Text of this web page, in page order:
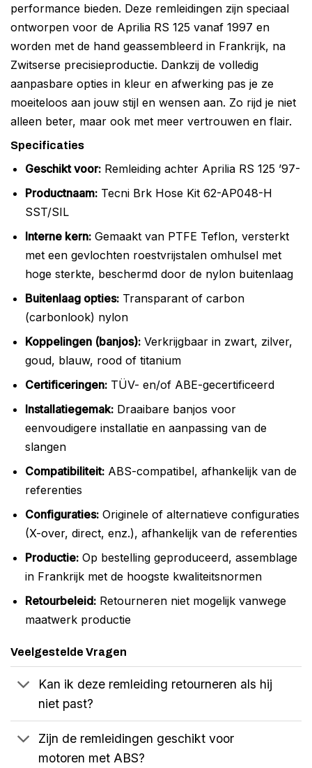
performance bieden. Deze remleidingen zijn speciaal
ontworpen voor de Aprilia RS 125 vanaf 1997 en
worden met de hand geassembleerd in Frankrijk, na
Zwitserse precisieproductie. Dankzij de volledig
aanpasbare opties in kleur en afwerking pas je ze
moeiteloos aan jouw stijl en wensen aan. Zo rijd je niet
alleen beter, maar ook met meer vertrouwen en flair.
Specificaties
Geschikt voor:Remleiding achter Aprilia RS 125 ’97-
Productnaam:Tecni Brk Hose Kit 62-AP048-H
SST/SIL
Interne kern:Gemaakt van PTFE Teflon, versterkt
met een gevlochten roestvrijstalen omhulsel met
hoge sterkte, beschermd door de nylon buitenlaag
Buitenlaag opties:Transparant of carbon
(carbonlook) nylon
Koppelingen (banjos):Verkrijgbaar in zwart, zilver,
goud, blauw, rood of titanium
Certificeringen:TÜV- en/of ABE-gecertificeerd
Installatiegemak:Draaibare banjos voor
eenvoudigere installatie en aanpassing van de
slangen
Compatibiliteit:ABS-compatibel, afhankelijk van de
referenties
Configuraties:Originele of alternatieve configuraties
(X-over, direct, enz.), afhankelijk van de referenties
Productie:Op bestelling geproduceerd, assemblage
in Frankrijk met de hoogste kwaliteitsnormen
Retourbeleid:Retourneren niet mogelijk vanwege
maatwerk productie
Veelgestelde Vragen
Kan ik deze remleiding retourneren als hij
niet past?
Zijn de remleidingen geschikt voor
motoren met ABS?